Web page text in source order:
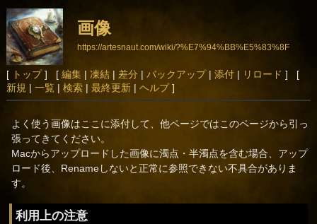
画像
https://artesnaut.com/wiki/?%E7%94%BB%E5%83%8F
[ トップ] [ 編集| 凍結 | 差分 | バックアップ| 添付| リロード ] [
新規 | 一覧 | 検索| 最終更新| ヘルプ]
よく使う画像はここに添付して、他ページではこのページから引っ
張ってきてください。
Macからアップロードした画像に濁点・半濁点を含む場合、アップ
ロード後、Renameしないと正常に参照できない不具合がありま
す。
利用上の注意